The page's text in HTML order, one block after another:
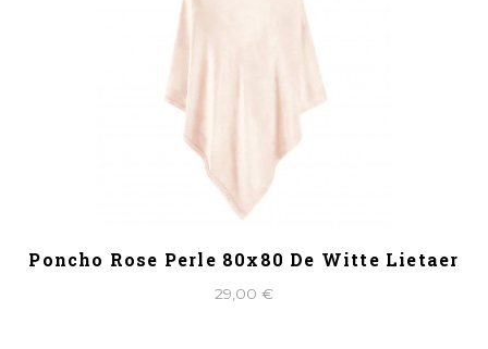
Poncho Rose Perle 80x80 De Witte Lietaer
29,00 €